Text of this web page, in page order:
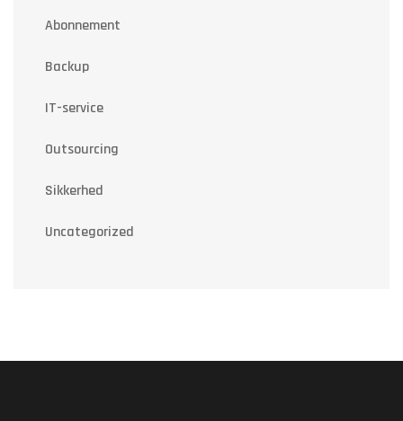
Abonnement
Backup
IT-service
Outsourcing
Sikkerhed
Uncategorized